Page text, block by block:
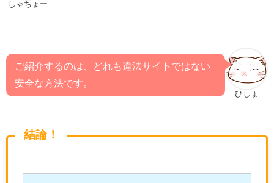
しゃちょー
ひしょ
ご紹介するのは、どれも違法サイトではない
安全な方法です。
結論！